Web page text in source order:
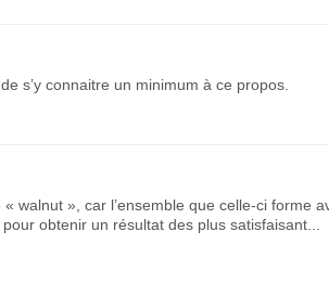
s’y connaitre un minimum à ce propos.
walnut », car l’ensemble que celle-ci forme
obtenir un résultat des plus satisfaisant...